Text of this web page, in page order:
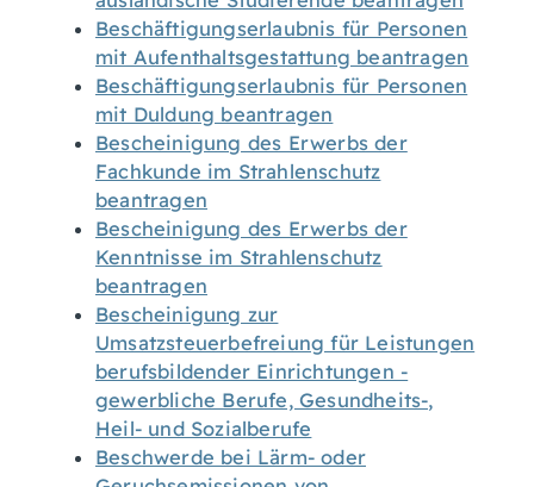
Beschäftigungserlaubnis für Personen
mit Aufenthaltsgestattung beantragen
Beschäftigungserlaubnis für Personen
mit Duldung beantragen
Bescheinigung des Erwerbs der
Fachkunde im Strahlenschutz
beantragen
Bescheinigung des Erwerbs der
Kenntnisse im Strahlenschutz
beantragen
Bescheinigung zur
Umsatzsteuerbefreiung für Leistungen
berufsbildender Einrichtungen -
gewerbliche Berufe, Gesundheits-,
Heil- und Sozialberufe
Beschwerde bei Lärm- oder